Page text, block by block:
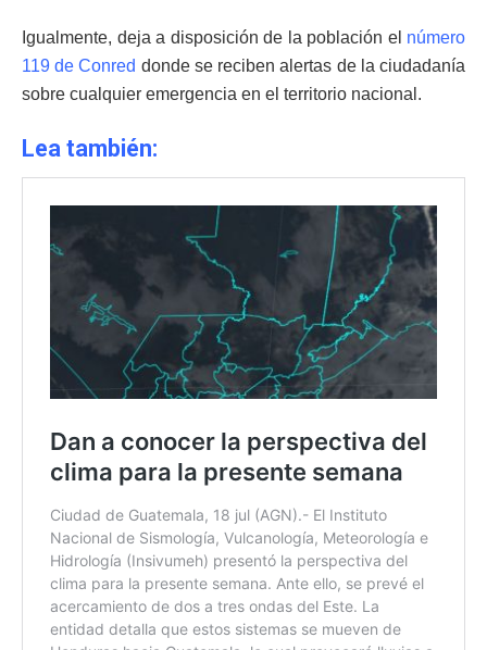
Igualmente, deja a disposición de la población el número
119 de Conred donde se reciben alertas de la ciudadanía
sobre cualquier emergencia en el territorio nacional.
Lea también: